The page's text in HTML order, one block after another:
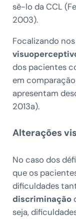
sê-lo da CCL
2003).
Focalizando nos
dos pacientes
em
apresentam
2013a).
Alterações
No caso dos
que os
dificuldades
discriminação
seja,